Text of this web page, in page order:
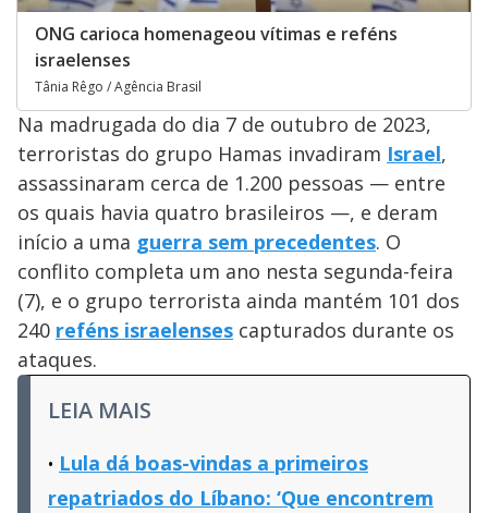
ONG carioca homenageou vítimas e reféns
israelenses
Tânia Rêgo / Agência Brasil
Na madrugada do dia 7 de outubro de 2023,
terroristas do grupo Hamas invadiram Israel,
assassinaram cerca de 1.200 pessoas — entre
os quais havia quatro brasileiros —, e deram
início a uma guerra sem precedentes. O
conflito completa um ano nesta segunda-feira
(7), e o grupo terrorista ainda mantém 101 dos
240 reféns israelenses capturados durante os
ataques.
LEIA MAIS
Lula dá boas-vindas a primeiros
repatriados do Líbano: ‘Que encontrem